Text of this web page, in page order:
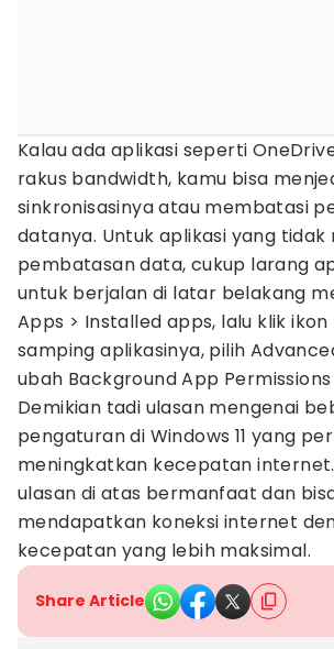
Kalau ada aplikasi seperti
rakus bandwidth, kamu bisa
sinkronisasinya atau membatasi
datanya. Untuk aplikasi yang tidak
pembatasan data, cukup larang
untuk berjalan di latar belakang
Apps > Installed apps, lalu klik
samping aplikasinya, pilih
ubah Background App
Demikian tadi ulasan mengenai
pengaturan di Windows 11 yang
meningkatkan kecepatan
ulasan di atas bermanfaat dan
mendapatkan koneksi internet
kecepatan yang lebih maksimal.
Share Article